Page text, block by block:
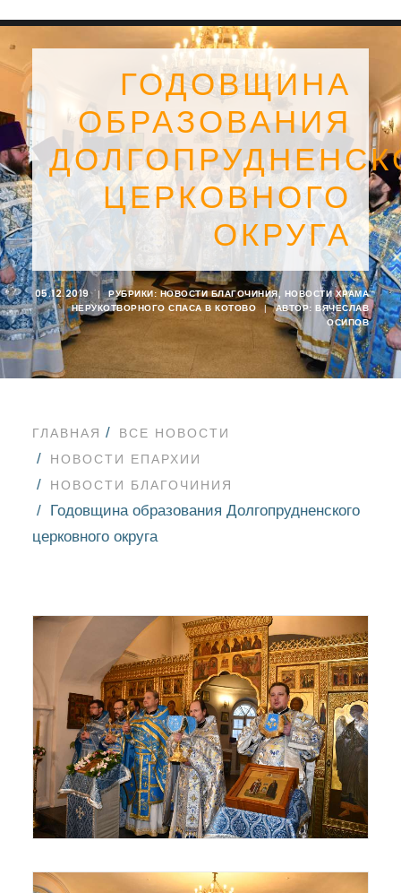
SEARCH
ГОДОВЩИНА
ОБРАЗОВАНИЯ
ЦЕРКОВНОГО
ОКРУГА
05.12.2019 | РУБРИКИ: НОВОСТИ БЛАГОЧИНИЯ, НОВОСТИ ХРАМА
НЕРУКОТВОРНОГО СПАСА В КОТОВО
| АВТОР: ВЯЧЕСЛАВ
ОСИПОВ
ГЛАВНАЯ
ВСЕ НОВОСТИ
НОВОСТИ ЕПАРХИИ
НОВОСТИ БЛАГОЧИНИЯ
Годовщина образования Долгопрудненского
церковного округа